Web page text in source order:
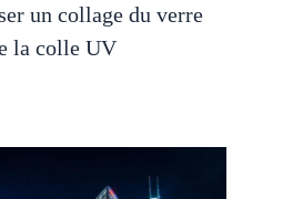
un collage du verre
la colle UV